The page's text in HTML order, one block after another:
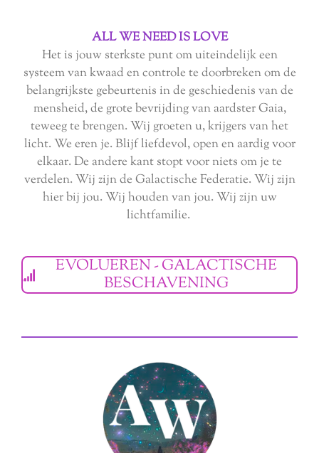
ALL WE NEED IS LOVE
Het is jouw sterkste punt om uiteindelijk een
systeem van kwaad en controle te doorbreken om de
belangrijkste gebeurtenis in de geschiedenis van de
mensheid, de grote bevrijding van aardster Gaia,
teweeg te brengen. Wij groeten u, krijgers van het
licht. We eren je. Blijf liefdevol, open en aardig voor
elkaar. De andere kant stopt voor niets om je te
verdelen. Wij zijn de Galactische Federatie. Wij zijn
hier bij jou. Wij houden van jou. Wij zijn uw
lichtfamilie.
EVOLUEREN - GALACTISCHE
BESCHAVENING